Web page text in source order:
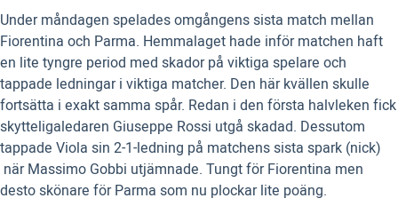
Under måndagen spelades omgångens sista match mellan
Fiorentina och Parma. Hemmalaget hade inför matchen haft
en lite tyngre period med skador på viktiga spelare och
tappade ledningar i viktiga matcher. Den här kvällen skulle
fortsätta i exakt samma spår. Redan i den första halvleken fick
skytteligaledaren Giuseppe Rossi utgå skadad. Dessutom
tappade Viola sin 2-1-ledning på matchens sista spark (nick)
när Massimo Gobbi utjämnade. Tungt för Fiorentina men
desto skönare för Parma som nu plockar lite poäng.